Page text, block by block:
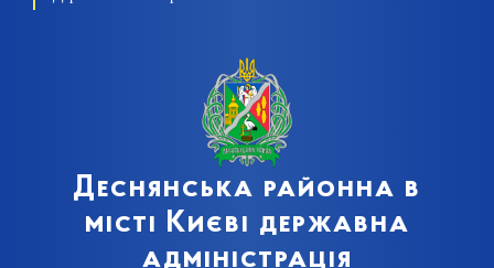
Деснянська районна в
місті Києві державна
адміністрація